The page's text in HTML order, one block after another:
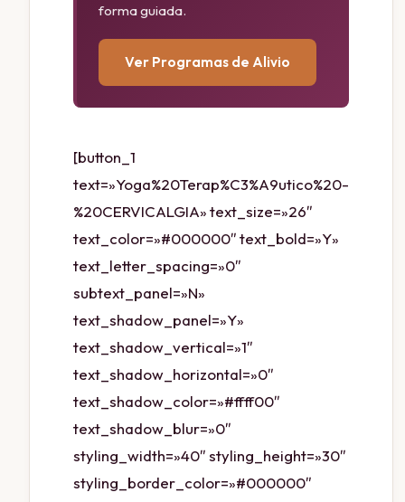
forma guiada.
Ver Programas de Alivio
[button_1
text=»Yoga%20Terap%C3%A9utico%20-
%20CERVICALGIA» text_size=»26″
text_color=»#000000″ text_bold=»Y»
text_letter_spacing=»0″
subtext_panel=»N»
text_shadow_panel=»Y»
text_shadow_vertical=»1″
text_shadow_horizontal=»0″
text_shadow_color=»#ffff00″
text_shadow_blur=»0″
styling_width=»40″ styling_height=»30″
styling_border_color=»#000000″